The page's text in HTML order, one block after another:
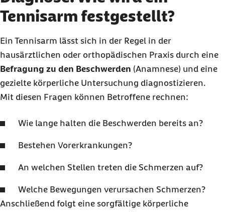
Tennisarm festgestellt?
Ein Tennisarm lässt sich in der Regel in der
hausärztlichen oder orthopädischen Praxis durch eine
Befragung zu den Beschwerden (Anamnese) und eine
gezielte körperliche Untersuchung diagnostizieren.
Mit diesen Fragen können Betroffene rechnen:
Wie lange halten die Beschwerden bereits an?
Bestehen Vorerkrankungen?
An welchen Stellen treten die Schmerzen auf?
Welche Bewegungen verursachen Schmerzen?
Anschließend folgt eine sorgfältige körperliche